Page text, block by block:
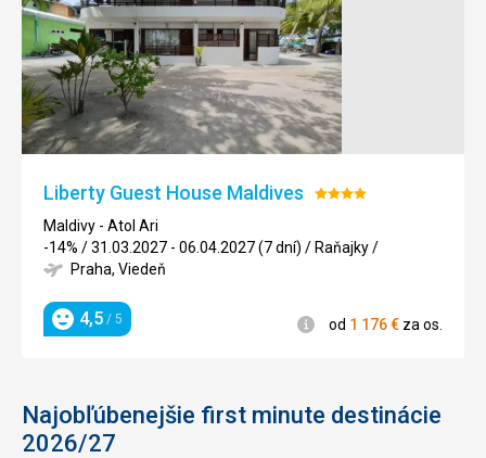
Liberty Guest House Maldives Hodnotenie:
Maldivy - Atol Ari
-14% /31.03.2027 - 06.04.2027 (7 dní) / Raňajky/
Praha, Viedeň
Hodnotenie
4,5 / 5 Informácie
od 1 176€ za os.
Najobľúbenejšie first minute destinácie
2026/27